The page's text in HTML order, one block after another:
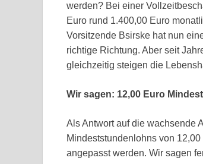
werden? Bei einer
Euro rund 1.400,00 Euro
Vorsitzende Bsirske hat nun
richtige Richtung. Aber seit
gleichzeitig steigen die
Wir sagen: 12,00 Euro
Als Antwort auf die wachsende
Mindeststundenlohns von
angepasst werden. Wir sagen